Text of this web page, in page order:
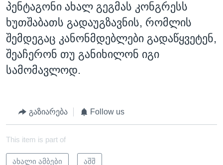
პენტაგონი ახალ გეგმას კონგრესს
ხუთშაბათს გადაუგზავნის, რომლის
შემდეგაც კანონმდებლები გადაწყვეტენ,
შეაჩერონ თუ განიხილონ იგი
სამომავლოდ.
გაზიარება Follow us
This item is part of
ახალი ამბები აშშ